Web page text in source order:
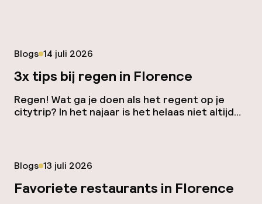
Blogs Gepubliceerd op
14 juli 2026
3x tips bij regen in Florence
Regen! Wat ga je doen als het regent op je
citytrip? In het najaar is het helaas niet altijd
deze enorme markt heb je op de begane grond
een dagelijkse warenmarkt tot 13.00 uur. […]
Blogs Gepubliceerd op
13 juli 2026
Favoriete restaurants in Florence